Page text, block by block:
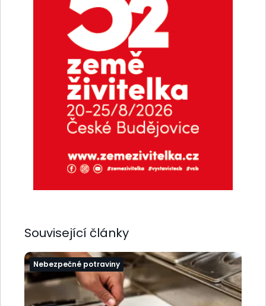
Související články
Nebezpečné potraviny